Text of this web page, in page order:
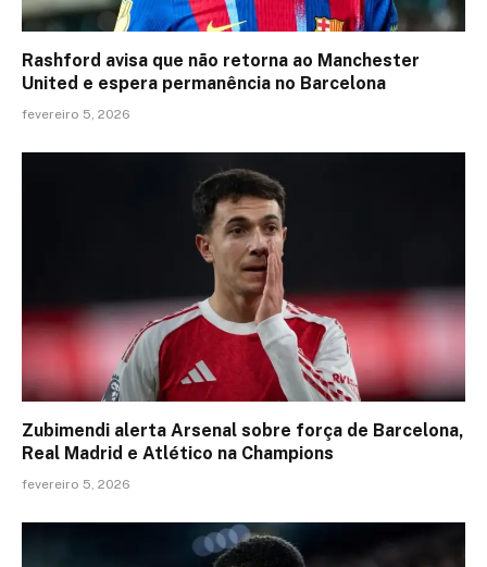
Rashford avisa que não retorna ao Manchester
United e espera permanência no Barcelona
fevereiro 5, 2026
Zubimendi alerta Arsenal sobre força de Barcelona,
Real Madrid e Atlético na Champions
fevereiro 5, 2026